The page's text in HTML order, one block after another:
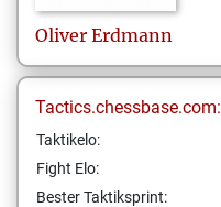
Oliver Erdmann
Tactics.chessbase.com:
Taktikelo:
Fight Elo:
Bester Taktiksprint: